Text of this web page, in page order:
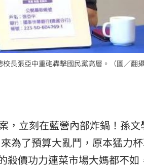
長張亞中重砲轟擊國民黨高層。（圖／翻攝
，立刻在藍營內部炸鍋！孫文
為了預算大亂鬥，原本猛力杯
殺價功力連菜市場大媽都不如